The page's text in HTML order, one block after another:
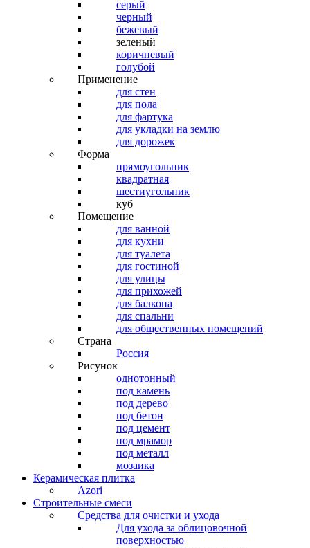
серый
черный
бежевый
зеленый
коричневый
голубой
Применение
для стен
для пола
для фартука
для укладки на землю
для дорожек
Форма
прямоугольник
квадратная
шестиугольник
куб
Помещение
для ванной
для кухни
для туалета
для гостиной
для улицы
для прихожей
для балкона
для спальни
для общественных помещений
Страна
Россия
Рисунок
однотонный
под камень
под дерево
под бетон
под цемент
под мрамор
под металл
мозаика
Керамическая плитка
Azori
Строительные смеси
Средства для очистки и ухода
Для ухода за облицовочной
поверхностью